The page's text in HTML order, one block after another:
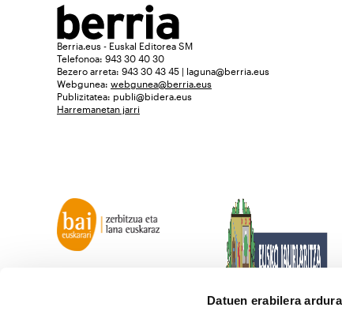
Datuen erabilera
Berria.eus - Euskal Editorea SM
Telefonoa: 943 30 40 30
Bezero arreta: 943 30 43 45 | laguna@berria.eus
Webgunea: webgunea@berria.eus
Publizitatea: publi@bidera.eus
Harremanetan jarri